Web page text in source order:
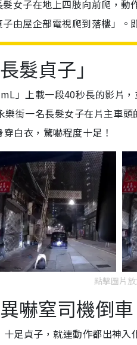
女子在地上四肢向前爬，
由屋企部電視爬到落樓」。
髮貞子」
」上載一段40秒長的影片
街一名長髮女子在片主車
白衣，驚嚇程度十足！
點擊圖片
嚇窒司機倒車
足貞子，就連動作都出神